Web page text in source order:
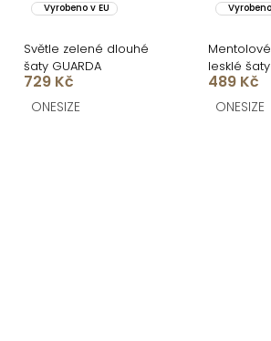
Vyrobeno v EU
Světle zelené dlouhé
šaty GUARDA
729 Kč
ONESIZE
lesklé šaty
průstřihy
489 Kč
ONESIZE